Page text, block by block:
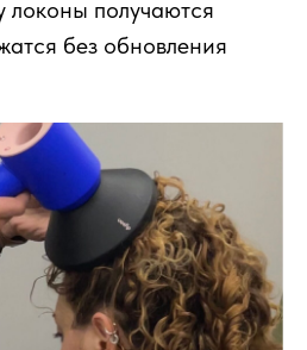
локоны получаются
без обновления